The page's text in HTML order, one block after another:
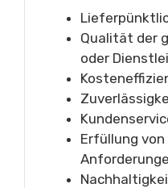
Qualität der
oder
Erfüllung